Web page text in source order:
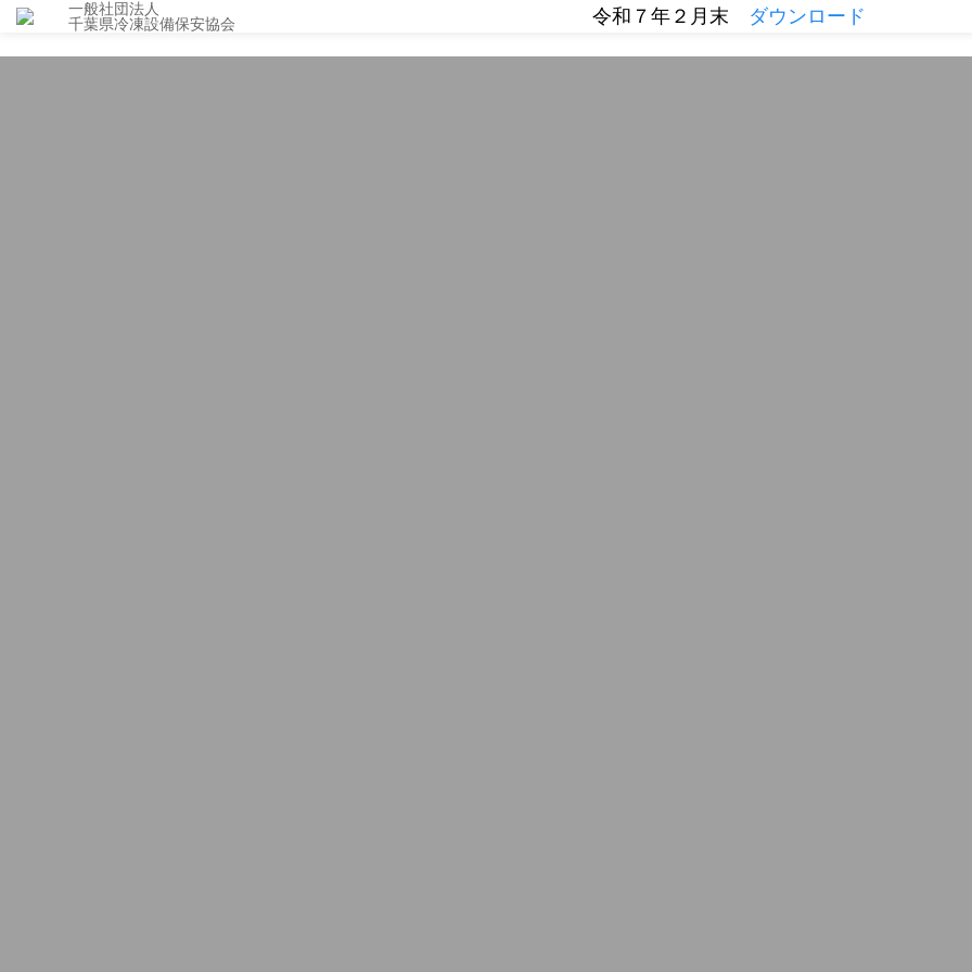
一般社団法人
千葉県冷凍設備保安協会
令和７年２月末 ダウンロード